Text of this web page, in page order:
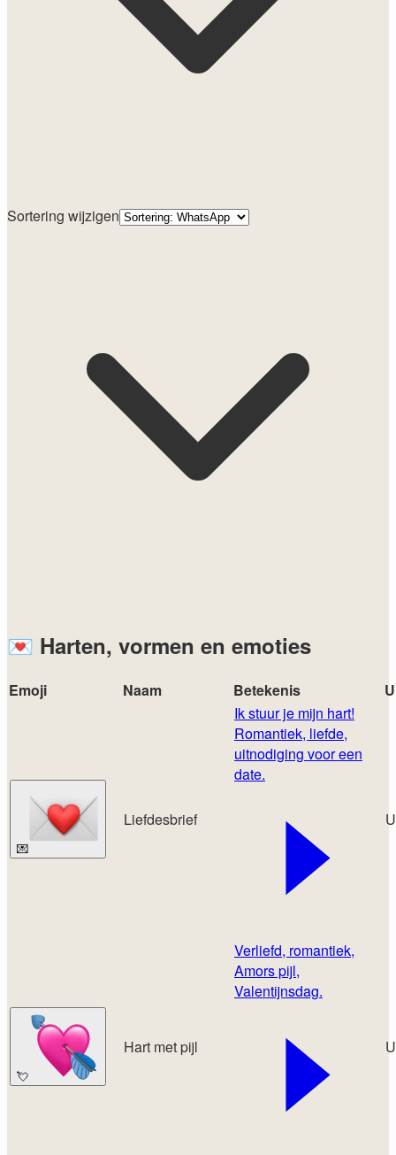
Sortering wijzigen
💌 Harten, vormen en emoties
Emoji Naam Betekenis
💌
Liefdesbrief
Ik stuur je mijn hart!
Romantiek, liefde,
uitnodiging voor een
date.
💘
Hart met pijl
Verliefd, romantiek,
Amors pijl,
Valentijnsdag.